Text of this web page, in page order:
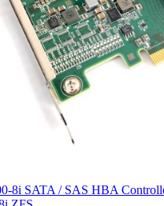
8i SATA / SAS HBA